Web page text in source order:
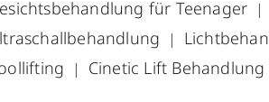
für Teenager
Cinetic Lift Behandlung